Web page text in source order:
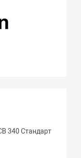
340 Стандарт